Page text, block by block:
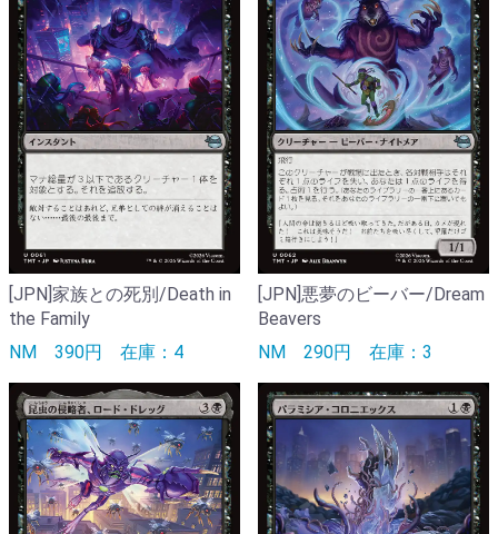
[JPN]家族との死別/Death in
the Family
NM 390円 在庫：4
[JPN]悪夢のビーバー/Dream
Beavers
NM 290円 在庫：3